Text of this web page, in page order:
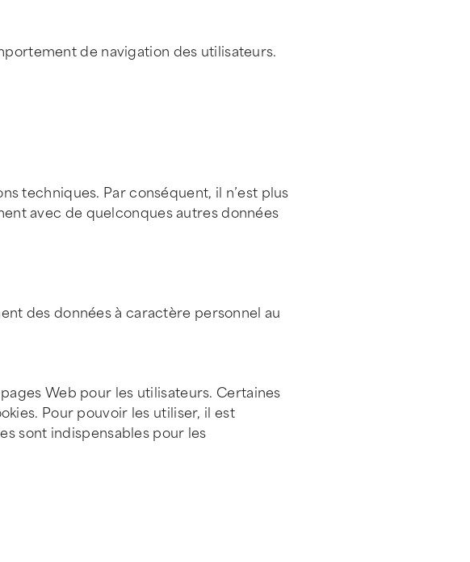
de navigation des utilisateurs.
techniques. Par conséquent, il n’est plus
avec de quelconques autres données
des données à caractère personnel au
Web pour les utilisateurs. Certaines
Pour pouvoir les utiliser, il est
sont indispensables pour les